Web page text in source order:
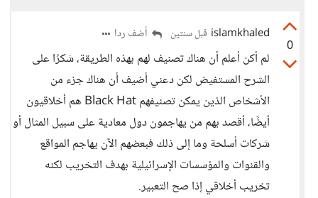
0
islamkhaled قبل سنتين أضف ردا
لم أكن أعلم أن هناك تصنيف لهم بهذه الطريقة، شكرًا على
الشرح المستفيض لكن دعني أضيف أن هناك جزء من
الأشخاص الذين يمكن تصنيفهم Black Hat هم أخلاقيون
أيضًا، أقصد بهم من يهاجمون دول معادية على سبيل المثال أو
شركات أسلحة وما إلى ذلك فبعضهم الآن يهاجم المواقع
والقنوات والمؤسسات الإسرائيلية بهدف التخريب لكنه
تخريب أخلاقي إذا صح التعبير.